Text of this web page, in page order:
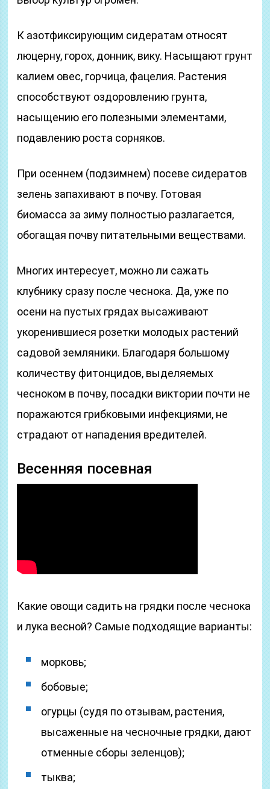
К азотфиксирующим сидератам относят
люцерну, горох, донник, вику. Насыщают грунт
калием овес, горчица, фацелия. Растения
способствуют оздоровлению грунта,
насыщению его полезными элементами,
подавлению роста сорняков.
При осеннем (подзимнем) посеве сидератов
зелень запахивают в почву. Готовая
биомасса за зиму полностью разлагается,
обогащая почву питательными веществами.
Многих интересует, можно ли сажать
клубнику сразу после чеснока. Да, уже по
осени на пустых грядах высаживают
укоренившиеся розетки молодых растений
садовой земляники. Благодаря большому
количеству фитонцидов, выделяемых
чесноком в почву, посадки виктории почти не
поражаются грибковыми инфекциями, не
страдают от нападения вредителей.
Весенняя посевная
Какие овощи садить на грядки после чеснока
и лука весной? Самые подходящие варианты:
морковь;
бобовые;
огурцы (судя по отзывам, растения,
высаженные на чесночные грядки, дают
отменные сборы зеленцов);
тыква;